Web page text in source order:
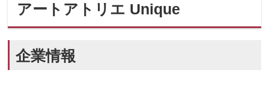
アートアトリエ Unique
企業情報